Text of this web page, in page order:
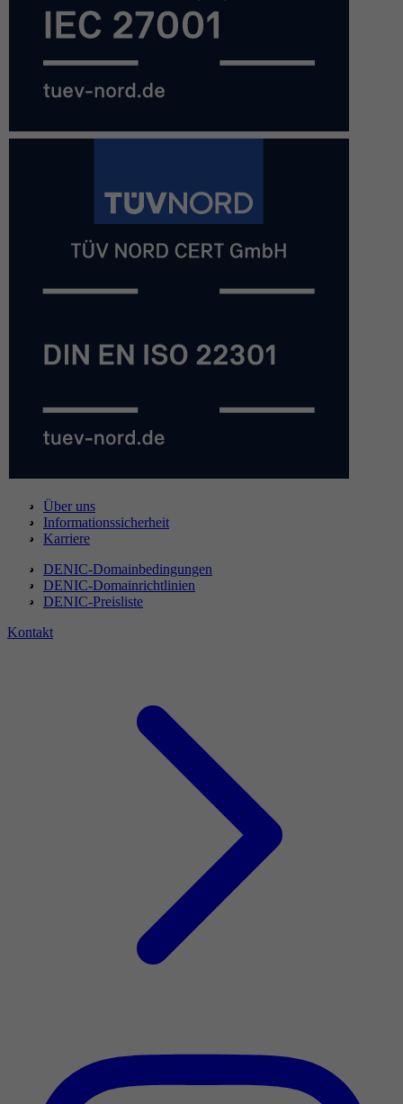
Über uns
Informationssicherheit
Karriere
DENIC-Domainbedingungen
DENIC-Domainrichtlinien
DENIC-Preisliste
Kontakt